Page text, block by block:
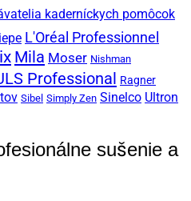
kaderníckych pomôcok
L'Oréal Professionnel
Mila Moser Nishman
Professional Ragner
Sibel Simply Zen Sinelco Ultron
sušenie a